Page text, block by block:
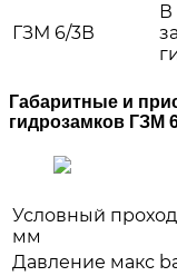
ГЗМ 6/3В
В
Габаритные и
гидрозамков ГЗМ
Условный
мм
Давление макс